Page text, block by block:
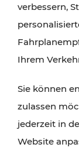
verbessern,
Ihrem
Sie können
zulassen
jederzeit in
Website